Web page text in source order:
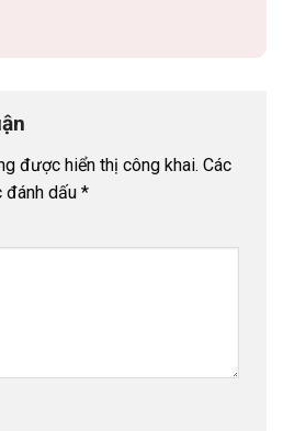
được hiển thị công khai. Các
dấu *